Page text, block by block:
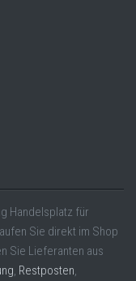
Handelsplatz für
Sie direkt im Shop
Sie Lieferanten aus
, Restposten,